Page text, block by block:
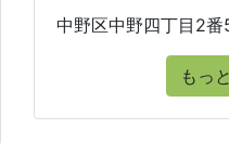
中野区中野四丁目2番
もっ